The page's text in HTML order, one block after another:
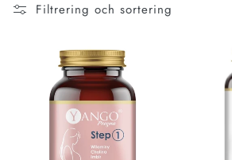
Filtrering och sortering